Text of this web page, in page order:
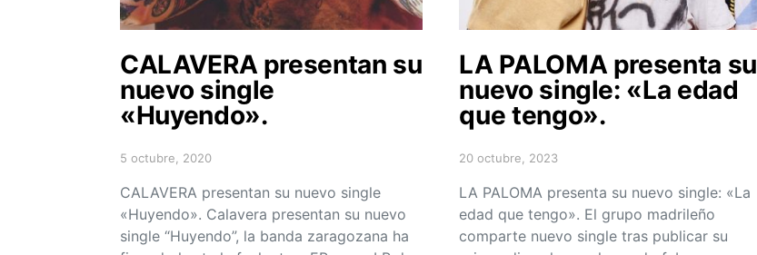
CALAVERA presentan su
nuevo single
«Huyendo».
Posted on
5 octubre, 2020
CALAVERA presentan su nuevo single
«Huyendo». Calavera presentan su nuevo
single “Huyendo”, la banda zaragozana ha
LA PALOMA presenta su
nuevo single: «La edad
que tengo».
Posted on
20 octubre, 2023
LA PALOMA presenta su nuevo single: «La
edad que tengo». El grupo madrileño
comparte nuevo single tras publicar su